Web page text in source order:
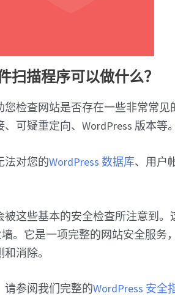
描程序可以做什么？
检查网站是否存在一些非常常见
可疑重定向、WordPress 版本等
法对您的WordPress 数据库、用户
这些基本的安全检查所注意到。
墙。它是一项完整的网站安全服务
消除。
请参阅我们完整的WordPress 安全